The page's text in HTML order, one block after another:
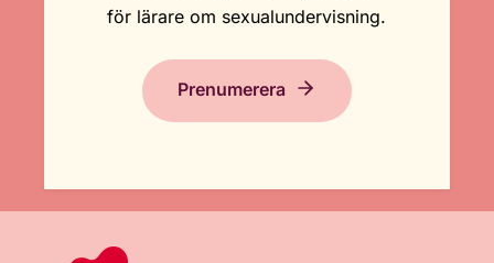
för lärare om sexualundervisning.
Prenumerera